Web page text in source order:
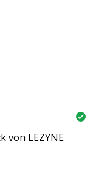
von LEZYNE